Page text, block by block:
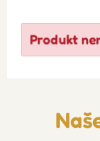
Produkt